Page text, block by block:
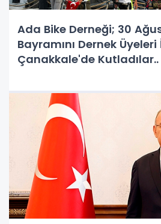
Ada Bike Derneği; 30
Bayramını Dernek Üyeleri
Çanakkale'de Kutladılar..